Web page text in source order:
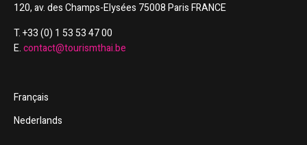
120, av. des Champs-Elysées 75008 Paris FRANCE
T. +33 (0) 1 53 53 47 00
E.contact@tourismthai.be
Français
Nederlands